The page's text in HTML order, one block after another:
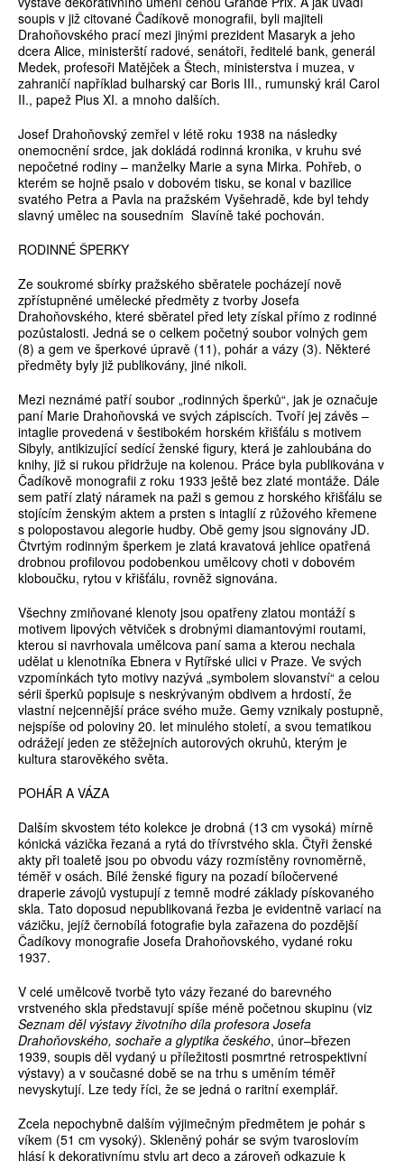
soupis v již citované Čadíkově monografii, byli majiteli
Drahoňovského prací mezi jinými prezident Masaryk a jeho
dcera Alice, ministerští radové, senátoři, ředitelé bank, generál
Medek, profesoři Matějček a Štech, ministerstva i muzea, v
zahraničí například bulharský car Boris III., rumunský král Carol
II., papež Pius XI. a mnoho dalších.
Josef Drahoňovský zemřel v létě roku 1938 na následky
onemocnění srdce, jak dokládá rodinná kronika, v kruhu své
nepočetné rodiny – manželky Marie a syna Mirka. Pohřeb, o
kterém se hojně psalo v dobovém tisku, se konal v bazilice
svatého Petra a Pavla na pražském Vyšehradě, kde byl tehdy
slavný umělec na sousedním Slavíně také pochován.
RODINNÉ ŠPERKY
Ze soukromé sbírky pražského sběratele pocházejí nově
zpřístupněné umělecké předměty z tvorby Josefa
Drahoňovského, které sběratel před lety získal přímo z rodinné
pozůstalosti. Jedná se o celkem početný soubor volných gem
(8) a gem ve šperkové úpravě (11), pohár a vázy (3). Některé
předměty byly již publikovány, jiné nikoli.
Mezi neznámé patří soubor „rodinných šperků“, jak je označuje
paní Marie Drahoňovská ve svých zápiscích. Tvoří jej závěs –
intaglie provedená v šestibokém horském křišťálu s motivem
Sibyly, antikizující sedící ženské figury, která je zahloubána do
knihy, již si rukou přidržuje na kolenou. Práce byla publikována v
Čadíkově monografii z roku 1933 ještě bez zlaté montáže. Dále
sem patří zlatý náramek na paži s gemou z horského křišťálu se
stojícím ženským aktem a prsten s intaglií z růžového křemene
s polopostavou alegorie hudby. Obě gemy jsou signovány JD.
Čtvrtým rodinným šperkem je zlatá kravatová jehlice opatřená
drobnou profilovou podobenkou umělcovy choti v dobovém
kloboučku, rytou v křišťálu, rovněž signována.
Všechny zmiňované klenoty jsou opatřeny zlatou montáží s
motivem lipových větviček s drobnými diamantovými routami,
kterou si navrhovala umělcova paní sama a kterou nechala
udělat u klenotníka Ebnera v Rytířské ulici v Praze. Ve svých
vzpomínkách tyto motivy nazývá „symbolem slovanství“ a celou
sérii šperků popisuje s neskrývaným obdivem a hrdostí, že
vlastní nejcennější práce svého muže. Gemy vznikaly postupně,
nejspíše od poloviny 20. let minulého století, a svou tematikou
odrážejí jeden ze stěžejních autorových okruhů, kterým je
kultura starověkého světa.
POHÁR A VÁZA
Dalším skvostem této kolekce je drobná (13 cm vysoká) mírně
kónická vázička řezaná a rytá do třívrstvého skla. Čtyři ženské
akty při toaletě jsou po obvodu vázy rozmístěny rovnoměrně,
téměř v osách. Bílé ženské figury na pozadí bíločervené
draperie závojů vystupují z temně modré základy pískovaného
skla. Tato doposud nepublikovaná řezba je evidentně variací na
vázičku, jejíž černobílá fotografie byla zařazena do pozdější
Čadíkovy monografie Josefa Drahoňovského, vydané roku
1937.
V celé umělcově tvorbě tyto vázy řezané do barevného
vrstveného skla představují spíše méně početnou skupinu (viz
Seznam děl výstavy životního díla profesora Josefa
Drahoňovského, sochaře a glyptika českého, únor–březen
1939, soupis děl vydaný u příležitosti posmrtné retrospektivní
výstavy) a v současné době se na trhu s uměním téměř
nevyskytují. Lze tedy říci, že se jedná o raritní exemplář.
Zcela nepochybně dalším výjimečným předmětem je pohár s
víkem (51 cm vysoký). Skleněný pohár se svým tvaroslovím
hlásí k dekorativnímu stylu art deco a zároveň odkazuje k